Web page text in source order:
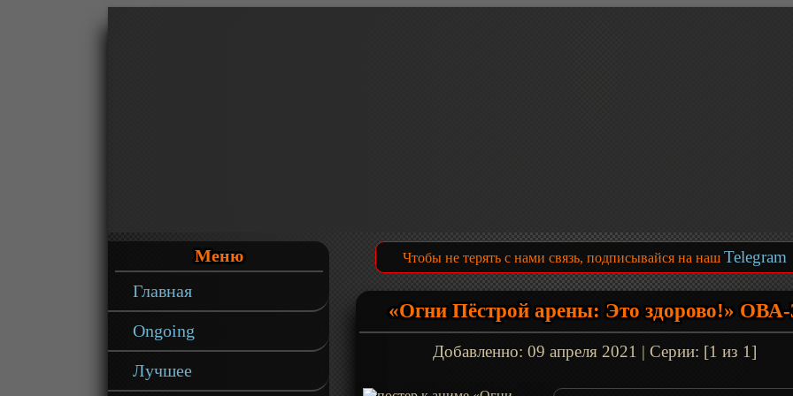
Меню
Главная
Ongoing
Лучшее
Чтобы не терять с нами связь, подписывайся на наш Telegram
«Огни Пёстрой арены: Это здорово!»
Добавленно: 09 апреля 2021 | Серии: [1 из 1]